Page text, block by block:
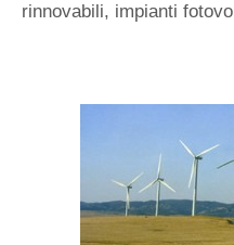
rinnovabili, impianti